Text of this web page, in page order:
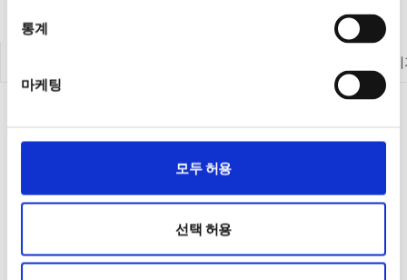
통계
마케팅
모두 허용
선택 허용
계측